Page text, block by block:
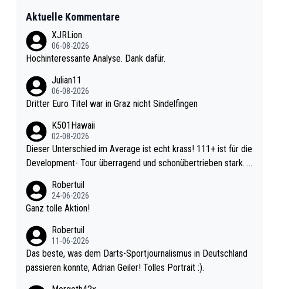
Aktuelle Kommentare
XJRLion
06-08-2026
Hochinteressante Analyse. Dank dafür.
Julian11
06-08-2026
Dritter Euro Titel war in Graz nicht Sindelfingen
K501Hawaii
02-08-2026
Dieser Unterschied im Average ist echt krass! 111+ ist für die
Development- Tour überragend und schonübertrieben stark. U
e mal 40+ erst recht. Da gewinnst keinen Blumentopf - ist ja n
och krasser wie ein Pokalspiel eines Kreisligisten vs einem Bu
Robertuil
24-06-2026
Ganz tolle Aktion!
Robertuil
11-06-2026
Das beste, was dem Darts-Sportjournalismus in Deutschland
passieren konnte, Adrian Geiler! Tolles Portrait :).